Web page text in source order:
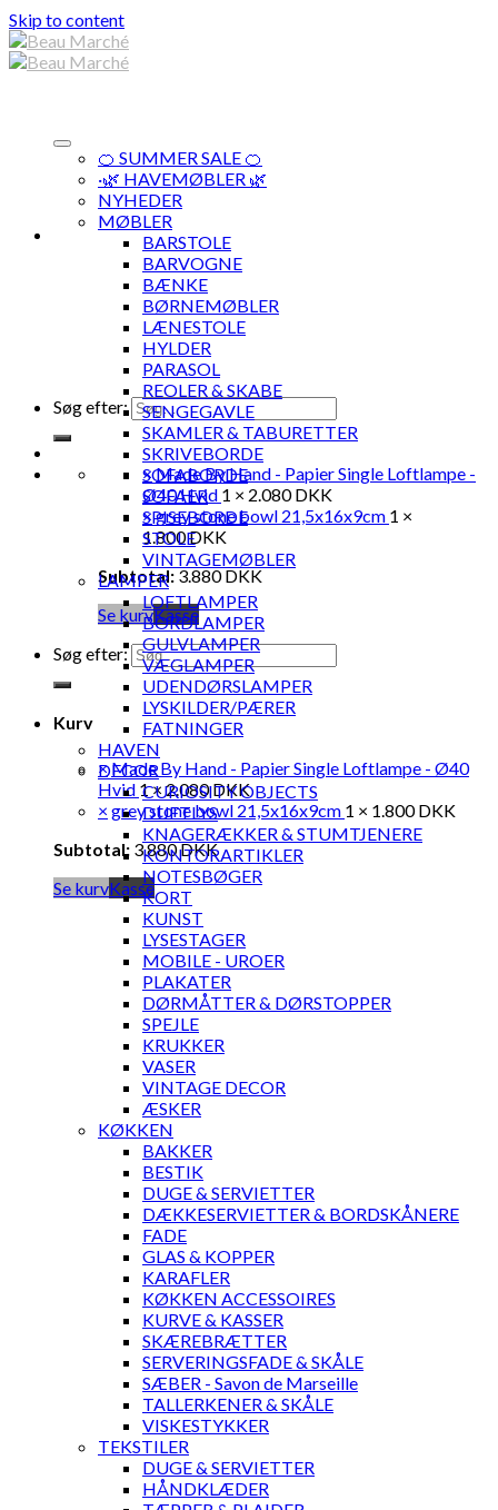
Skip to content
Søg efter:
×Made By Hand - Papier Single Loftlampe -
Ø40 Hvid 1 × 2.080DKK
× grey stone bowl 21,5x16x9cm 1 ×
1.800DKK
Subtotal:3.880DKK
Se kurvKasse
Søg efter:
Kurv
× Made By Hand - Papier Single Loftlampe - Ø40
Hvid 1 ×2.080DKK
× grey stone bowl 21,5x16x9cm 1 × 1.800DKK
Subtotal: 3.880DKK
Se kurvKasse
🍊 SUMMER SALE 🍊
·🌿 HAVEMØBLER 🌿
NYHEDER
MØBLER
BARSTOLE
BARVOGNE
BÆNKE
BØRNEMØBLER
LÆNESTOLE
HYLDER
PARASOL
REOLER & SKABE
SENGEGAVLE
SKAMLER & TABURETTER
SKRIVEBORDE
SOFABORDE
SOFAER
SPISEBORDE
STOLE
VINTAGEMØBLER
LAMPER
LOFTLAMPER
BORDLAMPER
GULVLAMPER
VÆGLAMPER
UDENDØRSLAMPER
LYSKILDER/PÆRER
FATNINGER
HAVEN
DECOR
CURIOSITY OBJECTS
DUFTLYS
KNAGERÆKKER & STUMTJENERE
KONTORARTIKLER
NOTESBØGER
KORT
KUNST
LYSESTAGER
MOBILE - UROER
PLAKATER
DØRMÅTTER & DØRSTOPPER
SPEJLE
KRUKKER
VASER
VINTAGE DECOR
ÆSKER
KØKKEN
BAKKER
BESTIK
DUGE & SERVIETTER
DÆKKESERVIETTER & BORDSKÅNERE
FADE
GLAS & KOPPER
KARAFLER
KØKKEN ACCESSOIRES
KURVE & KASSER
SKÆREBRÆTTER
SERVERINGSFADE & SKÅLE
SÆBER - Savon de Marseille
TALLERKENER & SKÅLE
VISKESTYKKER
TEKSTILER
DUGE & SERVIETTER
HÅNDKLÆDER